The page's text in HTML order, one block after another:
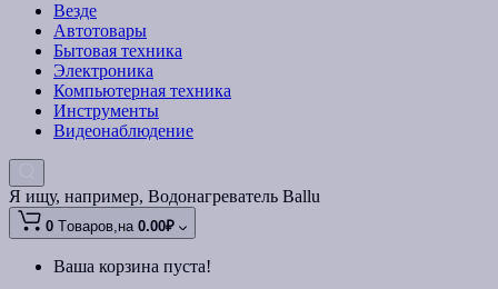
Везде
Автотовары
Бытовая техника
Электроника
Компьютерная техника
Инструменты
Видеонаблюдение
Я ищу, например, Водонагреватель Ballu
0 Tоваров,на 0.00₽
Ваша корзина пуста!